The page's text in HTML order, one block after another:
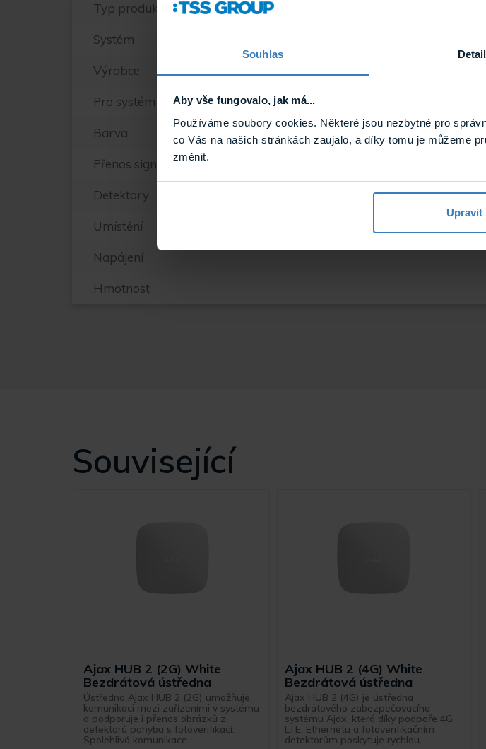
Souhlas
Aby vše fungovalo, jak má...
Používáme soubory cookies. Některé jsou nezbytné pro
co Vás na našich stránkách zaujalo, a díky tomu je můžeme
změnit.
Upravit
Typ produktu
Systém
Výrobce
Pro systém
Barva
Přenos signálu
Detektory
Umístění
Napájení
Hmotnost
Související
Ajax HUB 2 (2G) White
Bezdrátová ústředna
Ústředna Ajax HUB 2 (2G) umožňuje
komunikaci mezi zařízeními v systému
a podporuje i přenos obrázků z
detektorů pohybu s fotoverifikací.
Spolehlivá komunikace ...
Ajax HUB 2 (4G) White
Bezdrátová ústředna
Ajax HUB 2 (4G) je ústředna
bezdrátového zabezpečovacího
systému Ajax, která díky podpoře 4G
LTE, Ethernetu a fotoverifikačním
detektorům poskytuje rychlou, ...